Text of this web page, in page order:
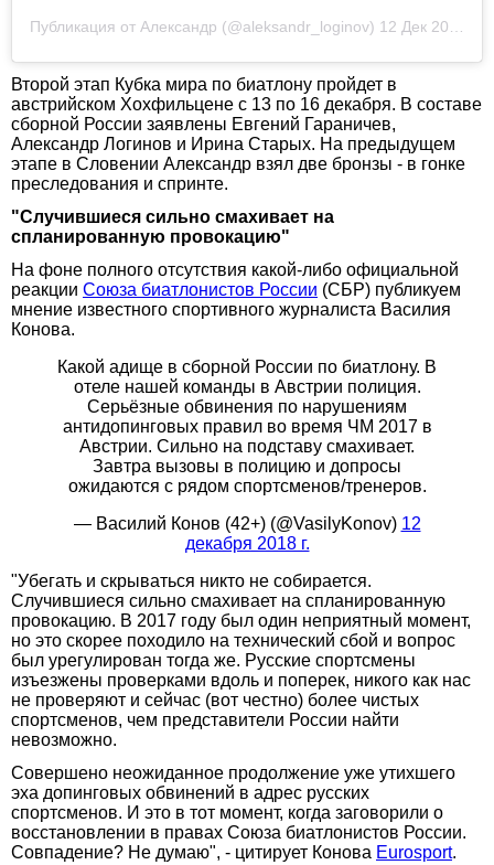
Публикация от Александр (@aleksandr_loginov) 12 Дек 2018 в 10:56 PST
Второй этап Кубка мира по биатлону пройдет в
австрийском Хохфильцене с 13 по 16 декабря. В составе
сборной России заявлены Евгений Гараничев,
Александр Логинов и Ирина Старых. На предыдущем
этапе в Словении Александр взял две бронзы - в гонке
преследования и спринте.
"Случившиеся сильно смахивает на
спланированную провокацию"
На фоне полного отсутствия какой-либо официальной
реакции Союза биатлонистов России (СБР) публикуем
мнение известного спортивного журналиста Василия
Конова.
Какой адище в сборной России по биатлону. В
отеле нашей команды в Австрии полиция.
Серьёзные обвинения по нарушениям
антидопинговых правил во время ЧМ 2017 в
Австрии. Сильно на подставу смахивает.
Завтра вызовы в полицию и допросы
ожидаются с рядом спортсменов/тренеров.
— Василий Конов (42+) (@VasilyKonov) 12
декабря 2018 г.
"Убегать и скрываться никто не собирается.
Случившиеся сильно смахивает на спланированную
провокацию. В 2017 году был один неприятный момент,
но это скорее походило на технический сбой и вопрос
был урегулирован тогда же. Русские спортсмены
изъезжены проверками вдоль и поперек, никого как нас
не проверяют и сейчас (вот честно) более чистых
спортсменов, чем представители России найти
невозможно.
Совершено неожиданное продолжение уже утихшего
эха допинговых обвинений в адрес русских
спортсменов. И это в тот момент, когда заговорили о
восстановлении в правах Союза биатлонистов России.
Совпадение? Не думаю", - цитирует Конова Eurosport.